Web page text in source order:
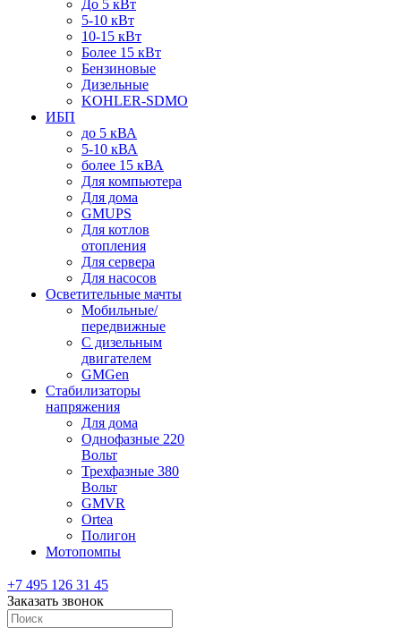
До 5 кВт
5-10 кВт
10-15 кВт
Более 15 кВт
Бензиновые
Дизельные
KOHLER-SDMO
ИБП
до 5 кВА
5-10 кВА
более 15 кВА
Для компьютера
Для дома
GMUPS
Для котлов
отопления
Для сервера
Для насосов
Осветительные мачты
Мобильные/
передвижные
С дизельным
двигателем
GMGen
Стабилизаторы
напряжения
Для дома
Однофазные 220
Вольт
Трехфазные 380
Вольт
GMVR
Ortea
Полигон
Мотопомпы
+7 495 126 31 45
Заказать звонок